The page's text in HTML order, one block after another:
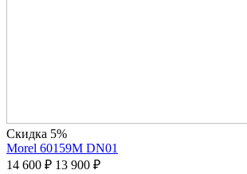
Скидка 5%
Morel 60159M DN01
14 600 ₽ 13 900 ₽